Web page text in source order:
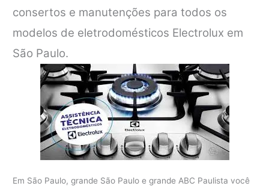
consertos e manutenções para todos os
modelos de eletrodomésticos Electrolux em
São Paulo.
Em São Paulo, grande São Paulo e grande ABC Paulista você